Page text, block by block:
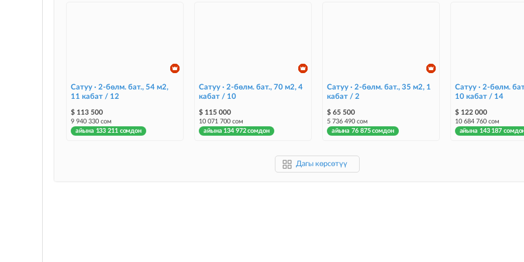
Сатуу · 2-бөлм. бат., 54 м2,
11 кабат / 12
$ 113 500
9 940 330 сом
айына 133 211 сомдон
Сатуу · 2-бөлм. бат., 70 м2, 4
кабат / 10
$ 115 000
10 071 700 сом
айына 134 972 сомдон
Сатуу · 2-бөлм. бат., 35 м2, 1
кабат / 2
$ 65 500
5 736 490 сом
айына 76 875 сомдон
Сатуу · 2-бөлм.
10 кабат / 14
$ 122 000
10 684 760 сом
айына 143 187
Дагы көрсөтүү